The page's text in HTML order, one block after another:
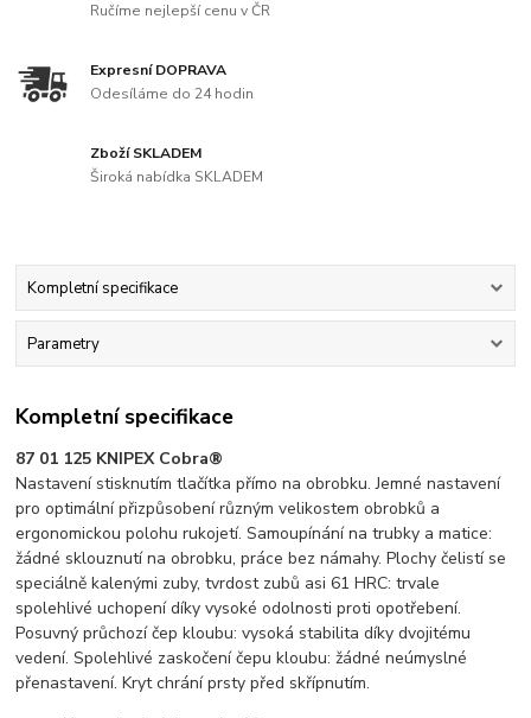
Ručíme nejlepší cenu v ČR
Expresní DOPRAVA
Odesíláme do 24 hodin
Zboží SKLADEM
Široká nabídka SKLADEM
Kompletní specifikace
Parametry
Kompletní specifikace
87 01 125 KNIPEX Cobra®
Nastavení stisknutím tlačítka přímo na obrobku. Jemné nastavení
pro optimální přizpůsobení různým velikostem obrobků a
ergonomickou polohu rukojetí. Samoupínání na trubky a matice:
žádné sklouznutí na obrobku, práce bez námahy. Plochy čelistí se
speciálně kalenými zuby, tvrdost zubů asi 61 HRC: trvale
spolehlivé uchopení díky vysoké odolnosti proti opotřebení.
Posuvný průchozí čep kloubu: vysoká stabilita díky dvojitému
vedení. Spolehlivé zaskočení čepu kloubu: žádné neúmyslné
přenastavení. Kryt chrání prsty před skřípnutím.